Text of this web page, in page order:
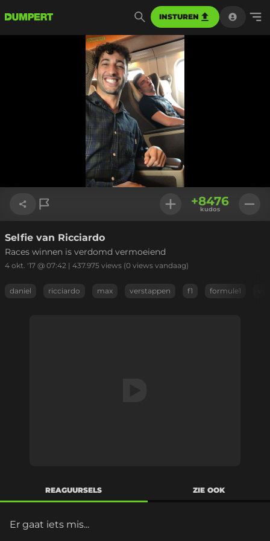
INSTUREN
Link kopiëren
+8476
kudos
Selfie van Ricciardo
Races winnen is verdomd vermoeiend
4 okt. '17 @ 07:42 | 437.975 views (0 views vandaag)
daniel ricciardo max verstappen f1 formule1
REAGUURSELS ZIE OOK
Er gaat iets mis...